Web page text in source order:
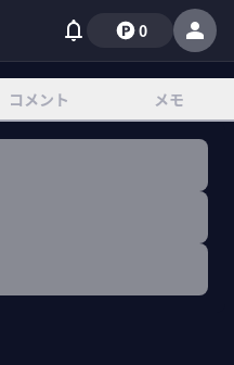
0
コメント メモ